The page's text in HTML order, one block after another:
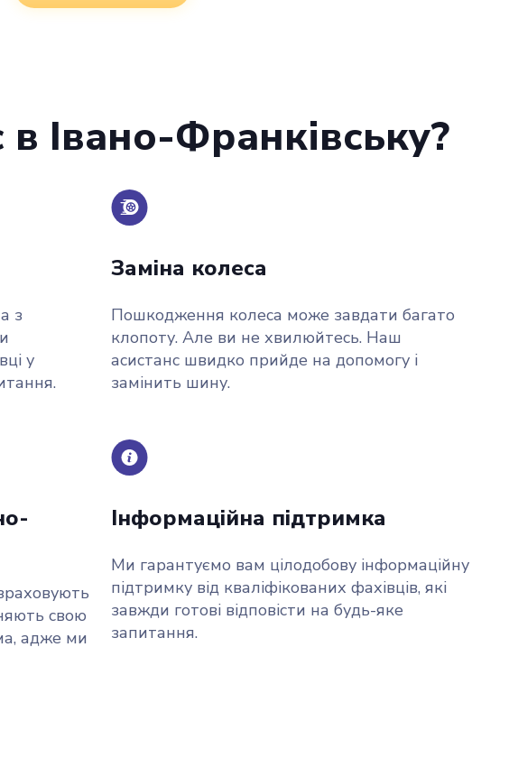
Івано-Франківську?
з
у
Заміна колеса
Пошкодження колеса може завдати багато
клопоту. Але ви не хвилюйтесь. Наш
асистанс швидко прийде на допомогу і
замінить шину.
свою
адже ми
Інформаційна підтримка
Ми гарантуємо вам цілодобову інформаційну
підтримку від кваліфікованих фахівців, які
завжди готові відповісти на будь-яке
запитання.